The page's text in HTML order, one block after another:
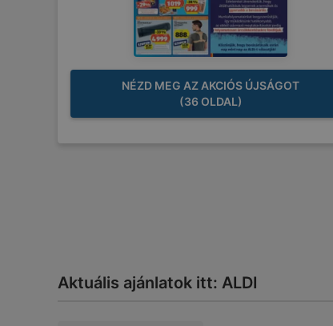
NÉZD MEG AZ AKCIÓS ÚJSÁGOT
(36 OLDAL)
Aktuális ajánlatok itt: ALDI